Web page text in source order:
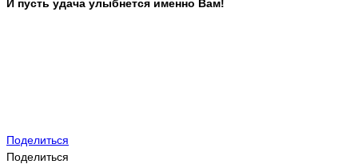
И пусть удача улыбнется именно Вам!
Поделиться
Поделиться